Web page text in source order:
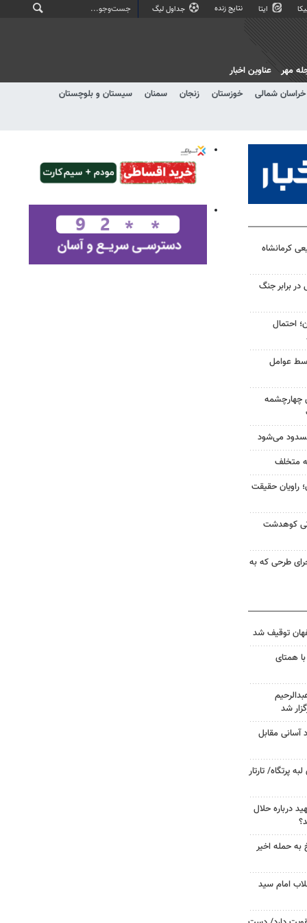
ایتا نتایج زنده جداول لیگ
خراسان شمالی خوزستان زنجان سمنان
سیستان و بلوچستان
مهر عناوین اخبار
کرمانشاه
در برابر جنگ
احتمال
عوامل
چهارچشمه
مسدود می‌شود
راویان حقیقت
کوهدشت
طرحی که به
همتای
شد
آسانی مقابل
پرتگاه/ تارتار
درباره حلال
به حمله اخیر
امام سید